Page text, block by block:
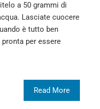
a 50 grammi di
Lasciate cuocere
è tutto ben
per essere
Read More